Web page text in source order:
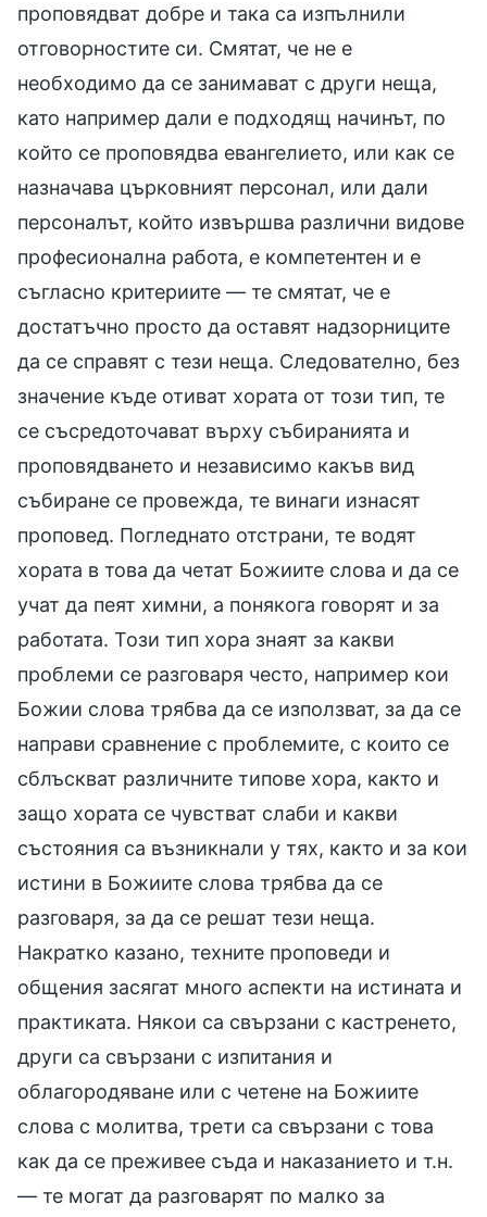
проповядват добре и така са изпълнили
отговорностите си. Смятат, че не е
необходимо да се занимават с други неща,
като например дали е подходящ начинът, по
който се проповядва евангелието, или как се
назначава църковният персонал, или дали
персоналът, който извършва различни видове
професионална работа, е компетентен и е
съгласно критериите — те смятат, че е
достатъчно просто да оставят надзорниците
да се справят с тези неща. Следователно, без
значение къде отиват хората от този тип, те
се съсредоточават върху събиранията и
проповядването и независимо какъв вид
събиране се провежда, те винаги изнасят
проповед. Погледнато отстрани, те водят
хората в това да четат Божиите слова и да се
учат да пеят химни, а понякога говорят и за
работата. Този тип хора знаят за какви
проблеми се разговаря често, например кои
Божии слова трябва да се използват, за да се
направи сравнение с проблемите, с които се
сблъскват различните типове хора, както и
защо хората се чувстват слаби и какви
състояния са възникнали у тях, както и за кои
истини в Божиите слова трябва да се
разговаря, за да се решат тези неща.
Накратко казано, техните проповеди и
общения засягат много аспекти на истината и
практиката. Някои са свързани с кастренето,
други са свързани с изпитания и
облагородяване или с четене на Божиите
слова с молитва, трети са свързани с това
как да се преживее съда и наказанието и т.н.
— те могат да разговарят по малко за